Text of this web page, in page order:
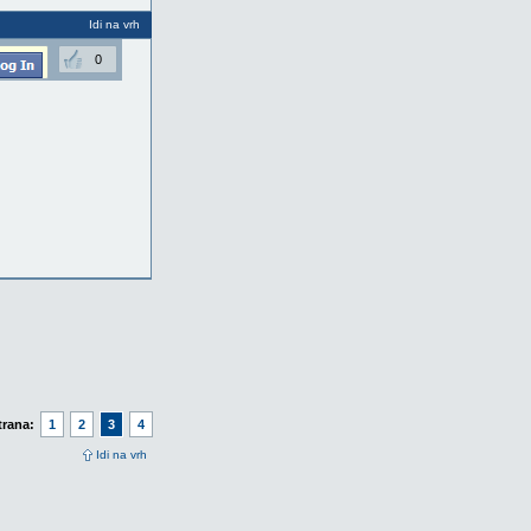
1 2 3 4
Idi na vrh
Idi na vrh
0